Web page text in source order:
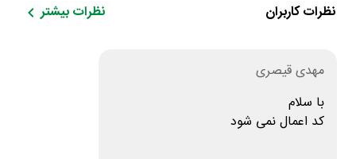
نظرات کاربران نظرات بیشتر
مهدی قیصری
با سلام
کد اعمال نمی شود